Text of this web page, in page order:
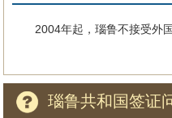
2004年起，瑙鲁不接受外国
瑙鲁共和国签证